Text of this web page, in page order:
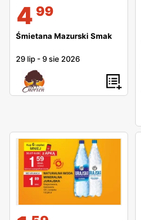
4 99
Śmietana Mazurski Smak
29 lip -9 sie 2026